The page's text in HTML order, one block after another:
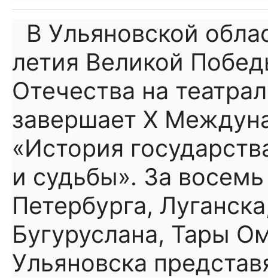
В Ульяновской
летия Великой
Отечества на
завершает Х
«История
и судьбы». За
Петербурга,
Бугуруслана, Тары
Ульяновска